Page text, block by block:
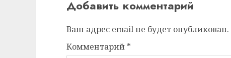
Добавить комментарий
Ваш адрес email не будет опубликован.
Комментарий *